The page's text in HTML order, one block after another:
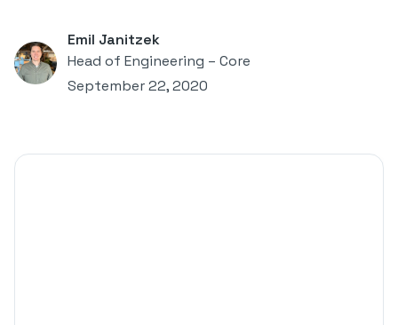
Emil Janitzek
Head of Engineering – Core
September 22, 2020